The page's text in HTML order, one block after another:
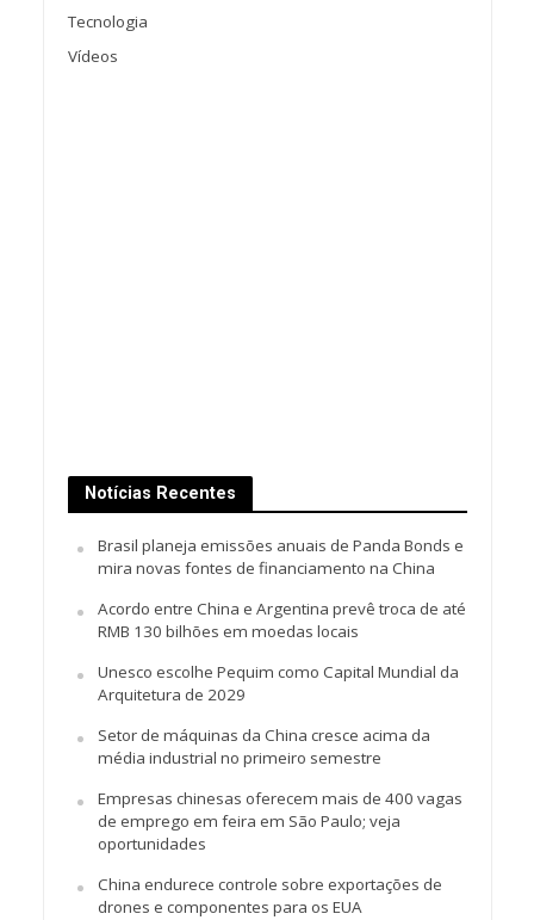
Tecnologia
Vídeos
Notícias Recentes
Brasil planeja emissões anuais de Panda Bonds e
mira novas fontes de financiamento na China
Acordo entre China e Argentina prevê troca de até
RMB 130 bilhões em moedas locais
Unesco escolhe Pequim como Capital Mundial da
Arquitetura de 2029
Setor de máquinas da China cresce acima da
média industrial no primeiro semestre
Empresas chinesas oferecem mais de 400 vagas
de emprego em feira em São Paulo; veja
oportunidades
China endurece controle sobre exportações de
drones e componentes para os EUA